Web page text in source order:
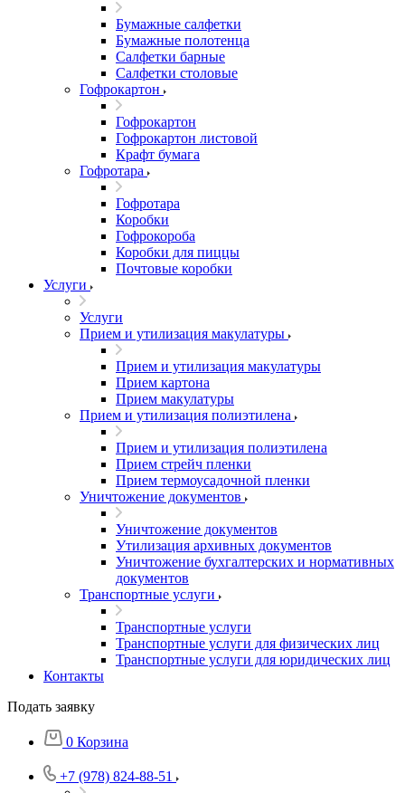
Бумажные салфетки
Бумажные полотенца
Салфетки барные
Салфетки столовые
Гофрокартон
Гофрокартон
Гофрокартон листовой
Крафт бумага
Гофротара
Гофротара
Коробки
Гофрокороба
Коробки для пиццы
Почтовые коробки
Услуги
Услуги
Прием и утилизация макулатуры
Прием и утилизация макулатуры
Прием картона
Прием макулатуры
Прием и утилизация полиэтилена
Прием и утилизация полиэтилена
Прием стрейч пленки
Прием термоусадочной пленки
Уничтожение документов
Уничтожение документов
Утилизация архивных документов
Уничтожение бухгалтерских и нормативных
документов
Транспортные услуги
Транспортные услуги
Транспортные услуги для физических лиц
Транспортные услуги для юридических лиц
Контакты
Подать заявку
0 Корзина
+7 (978) 824-88-51